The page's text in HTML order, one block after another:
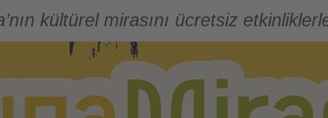
kültürel mirasını ücretsiz